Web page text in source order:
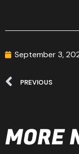
September 3,
PREVIOUS
MORE